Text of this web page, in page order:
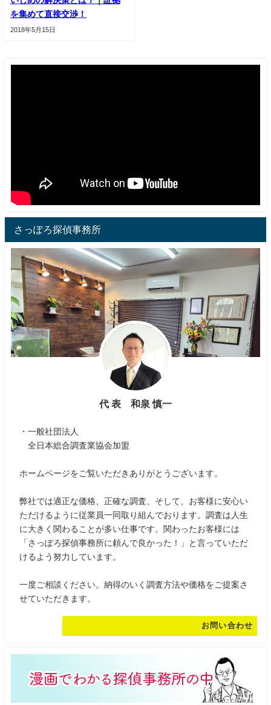
を集めて直接交渉！
2018年5月15日
さっぽろ探偵事務所
代 表 和泉 慎一
・一般社団法人
全日本総合調査業協会加盟
ホームページをご覧いただきありがとうございます。
弊社では適正な価格、正確な調査、そして、お客様に安心い
ただけるように従業員一同取り組んでおります。調査は人生
に大きく関わることが多い仕事です。関わったお客様には
「さっぽろ探偵事務所に頼んで良かった！」と言っていただ
けるよう努力しています。
一度ご相談ください。納得のいく調査方法や価格をご提案さ
せていただきます。
お問い合わせ